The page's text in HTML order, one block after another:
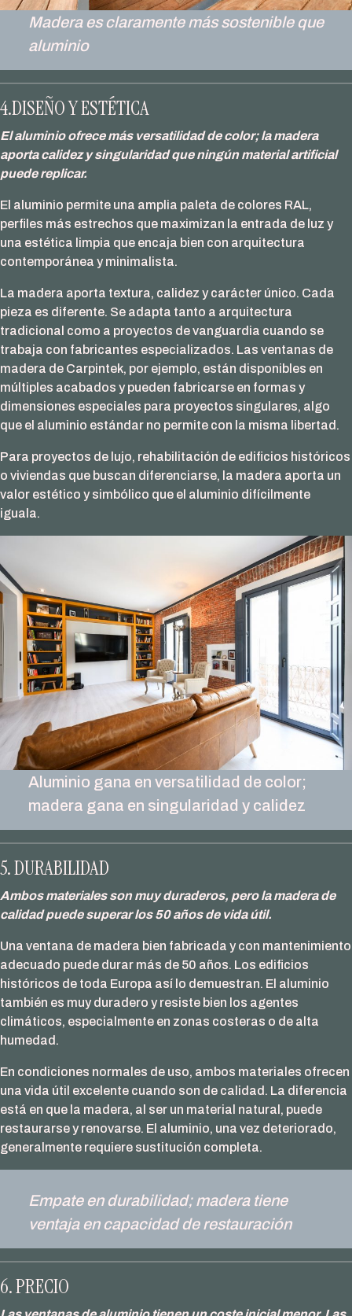
Madera es claramente más sostenible que
aluminio
4.DISEÑO Y ESTÉTICA
El aluminio ofrece más versatilidad de color; la madera
aporta calidez y singularidad que ningún material artificial
puede replicar.
El aluminio permite una amplia paleta de colores RAL,
perfiles más estrechos que maximizan la entrada de luz y
una estética limpia que encaja bien con arquitectura
contemporánea y minimalista.
La madera aporta textura, calidez y carácter único. Cada
pieza es diferente. Se adapta tanto a arquitectura
tradicional como a proyectos de vanguardia cuando se
trabaja con fabricantes especializados. Las ventanas de
madera de Carpintek, por ejemplo, están disponibles en
múltiples acabados y pueden fabricarse en formas y
dimensiones especiales para proyectos singulares, algo
que el aluminio estándar no permite con la misma libertad.
Para proyectos de lujo, rehabilitación de edificios históricos
o viviendas que buscan diferenciarse, la madera aporta un
valor estético y simbólico que el aluminio difícilmente
iguala.
Aluminio gana en versatilidad de color;
madera gana en singularidad y calidez
5. DURABILIDAD
Ambos materiales son muy duraderos, pero la madera de
calidad puede superar los 50 años de vida útil.
Una ventana de madera bien fabricada y con mantenimiento
adecuado puede durar más de 50 años. Los edificios
históricos de toda Europa así lo demuestran. El aluminio
también es muy duradero y resiste bien los agentes
climáticos, especialmente en zonas costeras o de alta
humedad.
En condiciones normales de uso, ambos materiales ofrecen
una vida útil excelente cuando son de calidad. La diferencia
está en que la madera, al ser un material natural, puede
restaurarse y renovarse. El aluminio, una vez deteriorado,
generalmente requiere sustitución completa.
Empate en durabilidad; madera tiene
ventaja en capacidad de restauración
6. PRECIO